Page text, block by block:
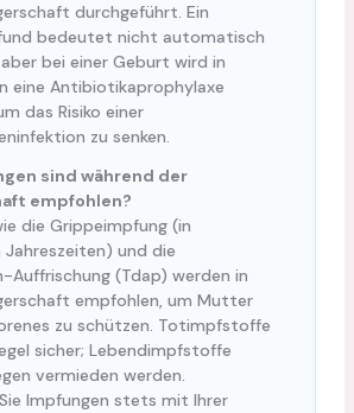
durchgeführt. Ein
bedeutet nicht automatisch
bei einer Geburt wird in
eine Antibiotikaprophylaxe
das Risiko einer
zu senken.
sind während der
empfohlen?
die Grippeimpfung (in
und die
Auffrischung (Tdap) werden in
empfohlen, um Mutter
zu schützen. Totimpfstoffe
sicher; Lebendimpfstoffe
vermieden werden.
Impfungen stets mit Ihrer